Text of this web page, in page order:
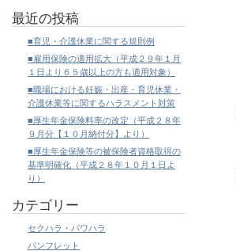
最近の投稿
■育児・介護休業に関する規則例
■雇用保険の適用拡大（平成２９年１月
１日より６５歳以上の方も適用対象）
■職場における妊娠・出産・育児休業・
介護休業等に関するハラスメント対策
■厚生年金保険料率の改定（平成２８年
９月分【１０月納付分】より）
■厚生年金保険等の被保険者資格取得の
基準明確化（平成２８年１０月１日よ
り）
カテゴリー
セクハラ・パワハラ
パンフレット